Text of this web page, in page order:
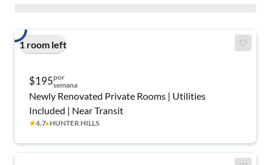
1 room left
$195por
semana
Newly Renovated Private Rooms | Utilities
Included | Near Transit
★4.7▸HUNTER HILLS